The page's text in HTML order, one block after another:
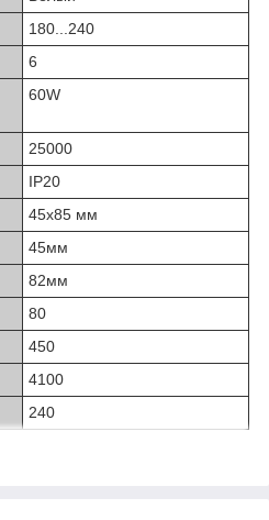
180...240
6
60W
25000
IP20
45x85 мм
45мм
82мм
80
450
4100
240